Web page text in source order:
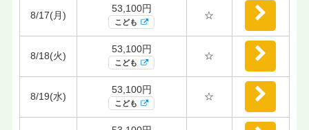
8/17(月)
53,100円
こども
☆
8/18(火)
53,100円
こども
☆
8/19(水)
53,100円
こども
☆